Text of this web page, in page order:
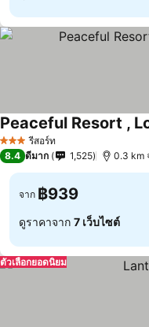
3 ดาว รีสอร์ท
Peaceful Resort ,
8.4 ดีมาก 1,525 0.3 km
จาก ฿939
ดูราคาจาก 7 เว็บไซต์
ตัวเลือกยอดนิยม